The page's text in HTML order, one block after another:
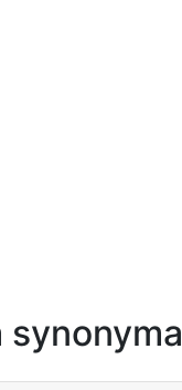
synonyma